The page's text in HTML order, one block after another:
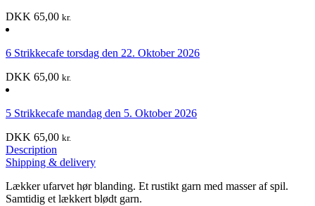
DKK 65,00 kr.
6 Strikkecafe torsdag den 22. Oktober 2026
DKK 65,00 kr.
5 Strikkecafe mandag den 5. Oktober 2026
DKK 65,00 kr.
Description
Shipping & delivery
Lækker ufarvet hør blanding. Et rustikt garn med masser af spil.
Samtidig et lækkert blødt garn.